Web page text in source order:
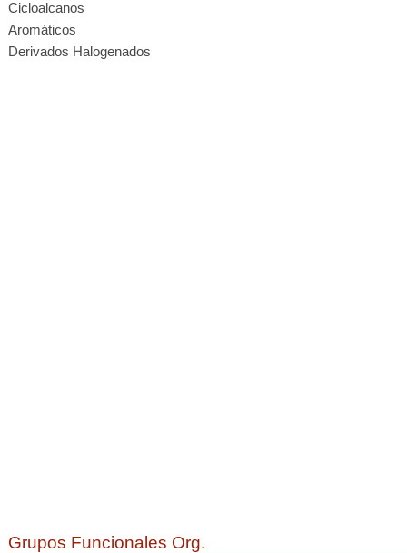
Cicloalcanos
Aromáticos
Derivados Halogenados
Grupos Funcionales Org.